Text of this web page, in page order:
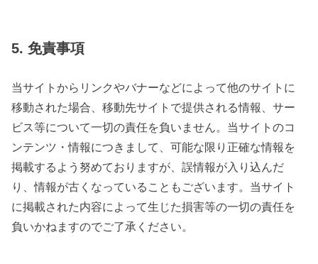
5. 免責事項
当サイトからリンクやバナーなどによって他のサイトに
移動された場合、移動先サイトで提供される情報、サー
ビス等について一切の責任を負いません。当サイトのコ
ンテンツ・情報につきまして、可能な限り正確な情報を
掲載するよう努めておりますが、誤情報が入り込んだ
り、情報が古くなっていることもございます。当サイト
に掲載された内容によって生じた損害等の一切の責任を
負いかねますのでご了承ください。